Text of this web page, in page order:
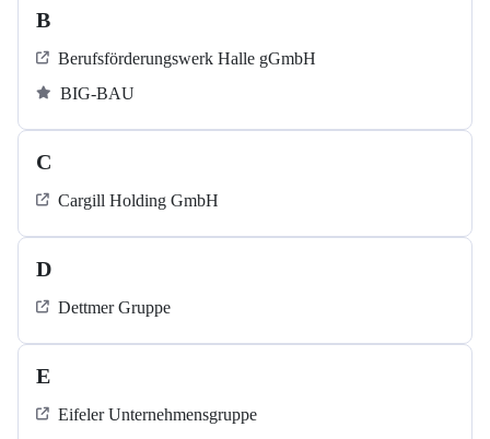
B
Berufsförderungswerk Halle gGmbH
BIG-BAU
C
Cargill Holding GmbH
D
Dettmer Gruppe
E
Eifeler Unternehmensgruppe